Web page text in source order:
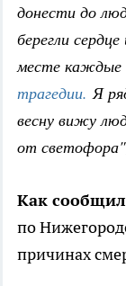
донести до
берегли
месте каждые
трагедии. Я
весну вижу
от
Как
по
причинах